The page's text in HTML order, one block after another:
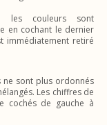
les couleurs sont
en cochant le dernier
immédiatement retiré
ne sont plus ordonnés
Les chiffres de
cochés de gauche à